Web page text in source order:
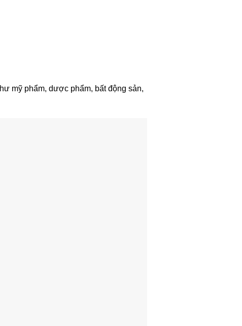
mỹ phẩm, dược phẩm, bất động sản,